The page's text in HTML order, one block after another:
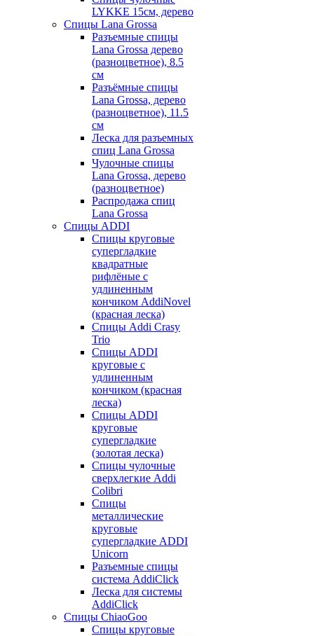
LYKKE 15см, дерево
Спицы Lana Grossa
Разъемные спицы
Lana Grossa дерево
(разноцветное), 8.5
см
Разъёмные спицы
Lana Grossa, дерево
(разноцветное), 11.5
см
Леска для разъемных
спиц Lana Grossa
Чулочные спицы
Lana Grossa, дерево
(разноцветное)
Распродажа спиц
Lana Grossa
Спицы ADDI
Спицы круговые
супергладкие
квадратные
рифлёные с
удлиненным
кончиком AddiNovel
(красная леска)
Спицы Addi Crasy
Trio
Спицы ADDI
круговые с
удлиненным
кончиком (красная
леска)
Спицы ADDI
круговые
супергладкие
(золотая леска)
Спицы чулочные
сверхлегкие Addi
Colibri
Спицы
металлические
круговые
супергладкие ADDI
Unicorn
Разъемные спицы
система AddiClick
Леска для системы
AddiClick
Спицы ChiaoGoo
Спицы круговые